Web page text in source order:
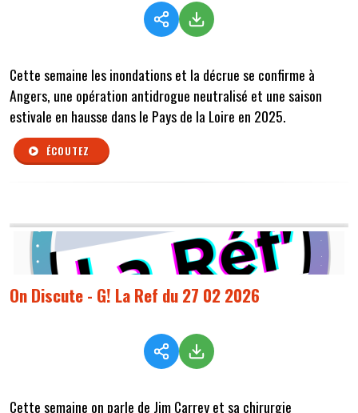
Cette semaine les inondations et la décrue se confirme à
Angers, une opération antidrogue neutralisé et une saison
estivale en hausse dans le Pays de la Loire en 2025.
ÉCOUTEZ
On Discute - G! La Ref du 27 02 2026
Cette semaine on parle de Jim Carrey et sa chirurgie